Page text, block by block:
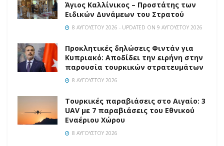
Άγιος Καλλίνικος – Προστάτης των
Ειδικών Δυνάμεων του Στρατού
8 ΑΥΓΟΎΣΤΟΥ 2026 - UPDATED ON 9 ΑΥΓΟΎΣΤΟΥ 2026
Προκλητικές δηλώσεις Φιντάν για
Κυπριακό: Αποδίδει την ειρήνη στην
παρουσία τουρκικών στρατευμάτων
8 ΑΥΓΟΎΣΤΟΥ 2026
Τουρκικές παραβιάσεις στο Αιγαίο: 3
UAV με 7 παραβιάσεις του Εθνικού
Εναέριου Χώρου
8 ΑΥΓΟΎΣΤΟΥ 2026